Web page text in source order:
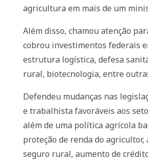
agricultura em mais de um
Além disso, chamou atenção
cobrou investimentos federais
estrutura logística, defesa
rural, biotecnologia, entre
Defendeu mudanças nas
e trabalhista favoráveis aos
além de uma política agrícola
proteção de renda do
seguro rural, aumento de